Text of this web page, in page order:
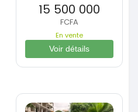
15 500 000
FCFA
En vente
Voir détails